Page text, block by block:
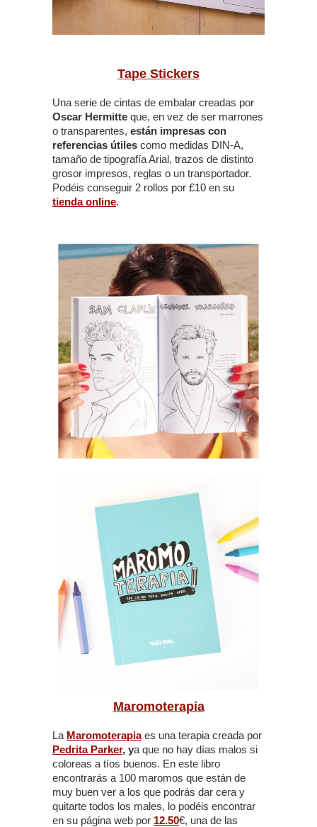
Tape Stickers
Una serie de cintas de embalar creadas por
Oscar Hermitte que, en vez de ser marrones
o transparentes, están impresas con
referencias útiles como medidas DIN-A,
tamaño de tipografía Arial, trazos de distinto
grosor impresos, reglas o un transportador.
Podéis conseguir 2 rollos por £10 en su
tienda online.
Maromoterapia
La Maromoterapiaes una terapia creada por
Pedrita Parker, ya que no hay días malos si
coloreas a tíos buenos. En este libro
encontrarás a 100 maromos que están de
muy buen ver a los que podrás dar cera y
quitarte todos los males, lo podéis encontrar
en su página web por 12.50€, una de las